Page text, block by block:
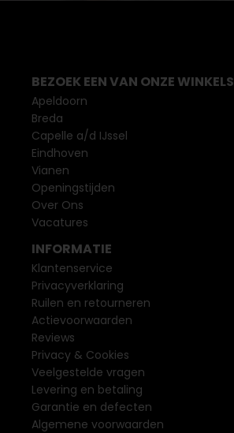
BEZOEK EEN VAN ONZE WINKELS
Apeldoorn
Breda
Capelle a/d IJssel
Eindhoven
Vianen
Openingstijden
Over Ons
Vacatures
INFORMATIE
Klantenservice
Privacyverklaring
Ruilen en retourneren
Actievoorwaarden
Reviews
Privacy & Cookies
Veelgestelde vragen
Levering en betaling
Garantie en defecten
Algemene voorwaarden